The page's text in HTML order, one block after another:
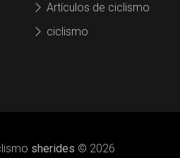
Artículos de ciclismo
ciclismo
sherides © 2026